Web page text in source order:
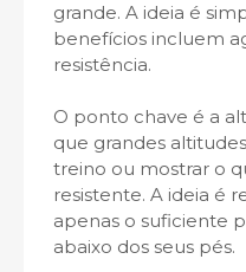
grande. A ideia é
benefícios incluem
resistência.
O ponto chave é a
que grandes
treino ou mostrar o
resistente. A ideia é
apenas o suficiente
abaixo dos seus pés.